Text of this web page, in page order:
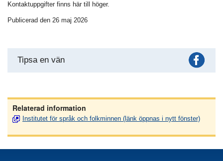
Kontaktuppgifter finns här till höger.
Publicerad den 26 maj 2026
Tipsa en vän
Relaterad information
Institutet för språk och folkminnen (länk öppnas i nytt fönster)